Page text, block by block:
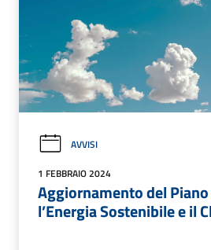
AVVISI
1 FEBBRAIO 2024
Aggiornamento del Piano
l’Energia Sostenibile e il